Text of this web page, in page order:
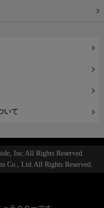
いて
Inc.All Rights Reserved.
Co., Ltd.All Rights Reserved.